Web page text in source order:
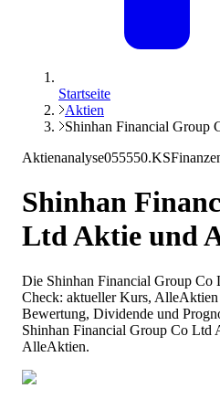
Startseite
Aktien
Shinhan Financial Group
Aktienanalyse055550.KS
Shinhan
LtdAktie und
Die Shinhan Financial Group Co
Check: aktueller Kurs, AlleAktien
Bewertung, Dividende und
Shinhan Financial Group Co Ltd
AlleAktien.